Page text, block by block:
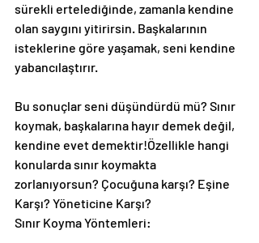
sürekli ertelediğinde, zamanla kendine
olan saygını yitirirsin. Başkalarının
isteklerine göre yaşamak, seni kendine
yabancılaştırır.
Bu sonuçlar seni düşündürdü mü? Sınır
koymak, başkalarına hayır demek değil,
kendine evet demektir!Özellikle hangi
konularda sınır koymakta
zorlanıyorsun? Çocuğuna karşı? Eşine
Karşı? Yöneticine Karşı?
Sınır Koyma Yöntemleri: